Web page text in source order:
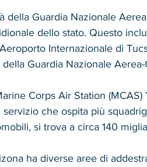
della Guardia Nazionale
dello stato. Questo
Internazionale di
della Guardia Nazionale
Corps Air Station
servizio che ospita più
si trova a circa 140
ha diverse aree di